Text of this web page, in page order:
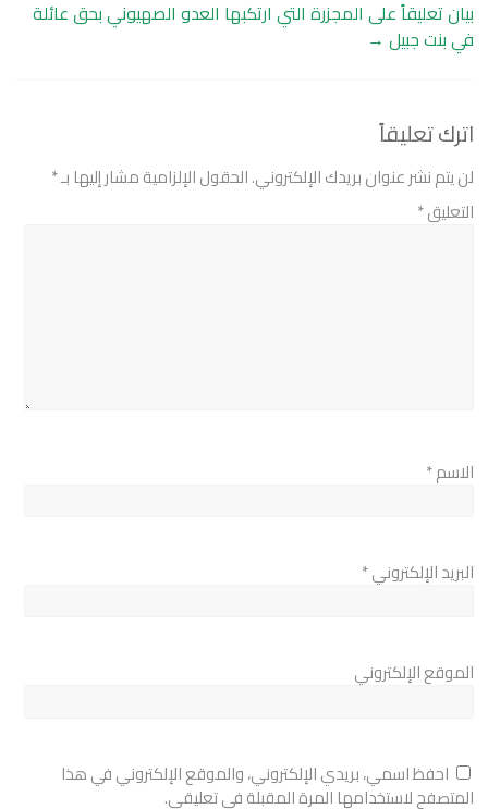
بيان تعليقاً على المجزرة التي ارتكبها العدو الصهيوني بحق عائلة
في بنت جبيل →
اترك تعليقاً
لن يتم نشر عنوان بريدك الإلكتروني.الحقول الإلزامية مشار إليها بـ*
التعليق*
الاسم*
البريد الإلكتروني*
الموقع الإلكتروني
احفظ اسمي، بريدي الإلكتروني، والموقع الإلكتروني في هذا
المتصفح لاستخدامها المرة المقبلة في تعليقي.